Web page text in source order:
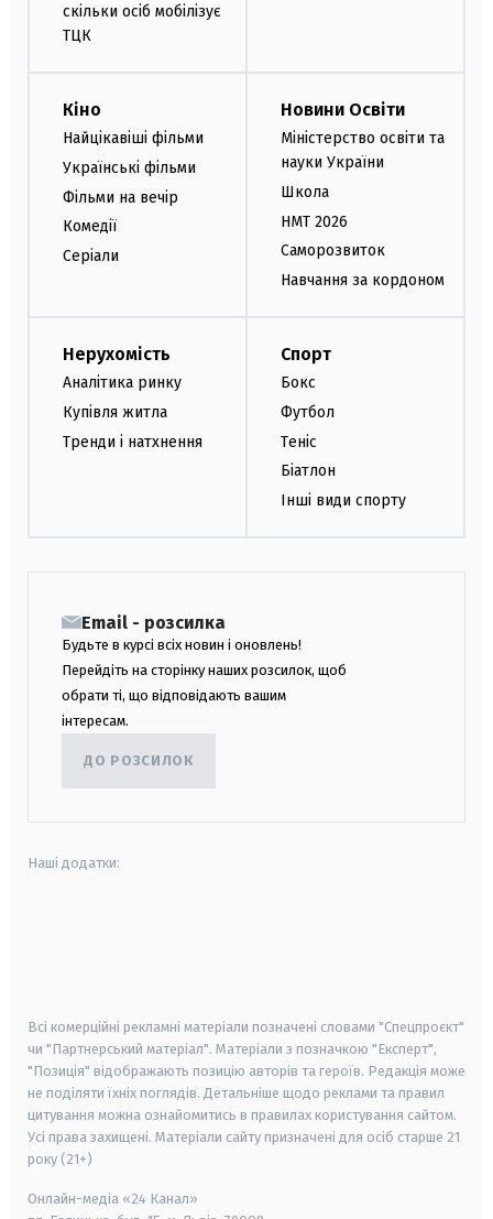
скільки осіб мобілізує
ТЦК
Кіно
Найцікавіші фільми
Українські фільми
Фільми на вечір
Комедії
Серіали
Новини Освіти
Міністерство освіти та
науки України
Школа
НМТ 2026
Саморозвиток
Навчання за кордоном
Нерухомість
Аналітика ринку
Купівля житла
Тренди і натхнення
Спорт
Бокс
Футбол
Теніс
Біатлон
Інші види спорту
Email - розсилка
Будьте в курсі всіх новин і оновлень!
Перейдіть на сторінку наших розсилок, щоб
обрати ті, що відповідають вашим
інтересам.
ДО РОЗСИЛОК
Наші додатки:
Всі комерційні рекламні матеріали позначені словами "Спецпроєкт"
чи "Партнерський матеріал". Матеріали з позначкою "Експерт",
"Позиція" відображають позицію авторів та героїв. Редакція може
не поділяти їхніх поглядів. Детальніше щодо реклами та правил
цитування можна ознайомитись в правилах користування сайтом.
Усі права захищені. Матеріали сайту призначені для осіб старше 21
року (21+)
Онлайн-медіа «24 Канал»